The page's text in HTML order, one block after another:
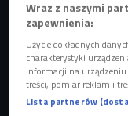
"Nowa Zachęta” w rzeźbie
2013
Foto: mat.pras.
W Zachęcie, od 2
wystawę Katarzyny
Wraz z naszymi
zapewnienia:
Użycie dokładnych
charakterystyki
informacji na urządzeniu
treści, pomiar reklam i
Lista partnerów